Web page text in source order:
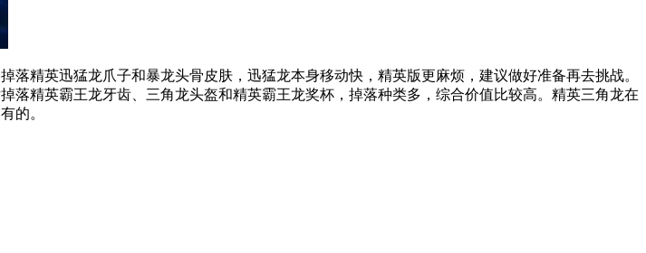
英迅猛龙爪子和暴龙头骨皮肤，迅猛龙本身移动快，精英版更麻烦，建议做好准备再去挑战。
精英霸王龙牙齿、三角龙头盔和精英霸王龙奖杯，掉落种类多，综合价值比较高。精英三角龙在
的。